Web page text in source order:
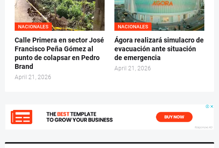
NACIONALES
Calle Primera en sector José
Francisco Peña Gómez al
punto de colapsar en Pedro
Brand
April 21, 2026
NACIONALES
Ágora realizará simulacro de
evacuación ante situación
de emergencia
April 21, 2026